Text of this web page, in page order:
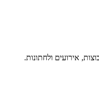
אירועים ולחתונות.